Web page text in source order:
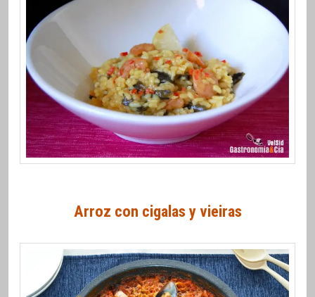
Arroz con cigalas y vieiras